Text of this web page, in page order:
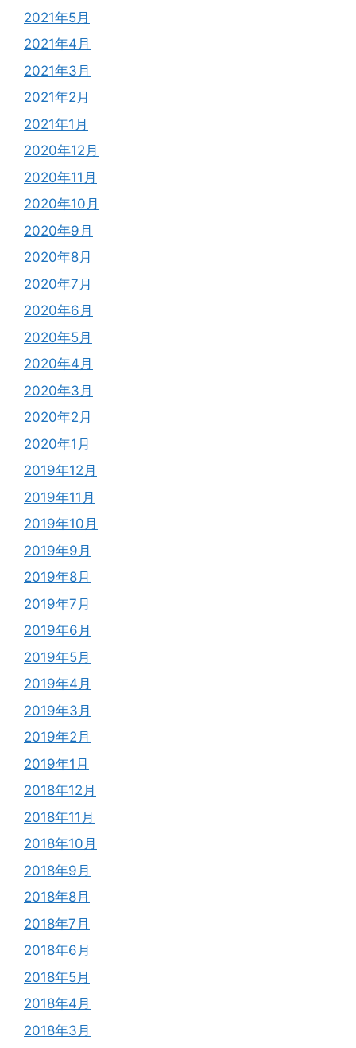
2021年5月
2021年4月
2021年3月
2021年2月
2021年1月
2020年12月
2020年11月
2020年10月
2020年9月
2020年8月
2020年7月
2020年6月
2020年5月
2020年4月
2020年3月
2020年2月
2020年1月
2019年12月
2019年11月
2019年10月
2019年9月
2019年8月
2019年7月
2019年6月
2019年5月
2019年4月
2019年3月
2019年2月
2019年1月
2018年12月
2018年11月
2018年10月
2018年9月
2018年8月
2018年7月
2018年6月
2018年5月
2018年4月
2018年3月